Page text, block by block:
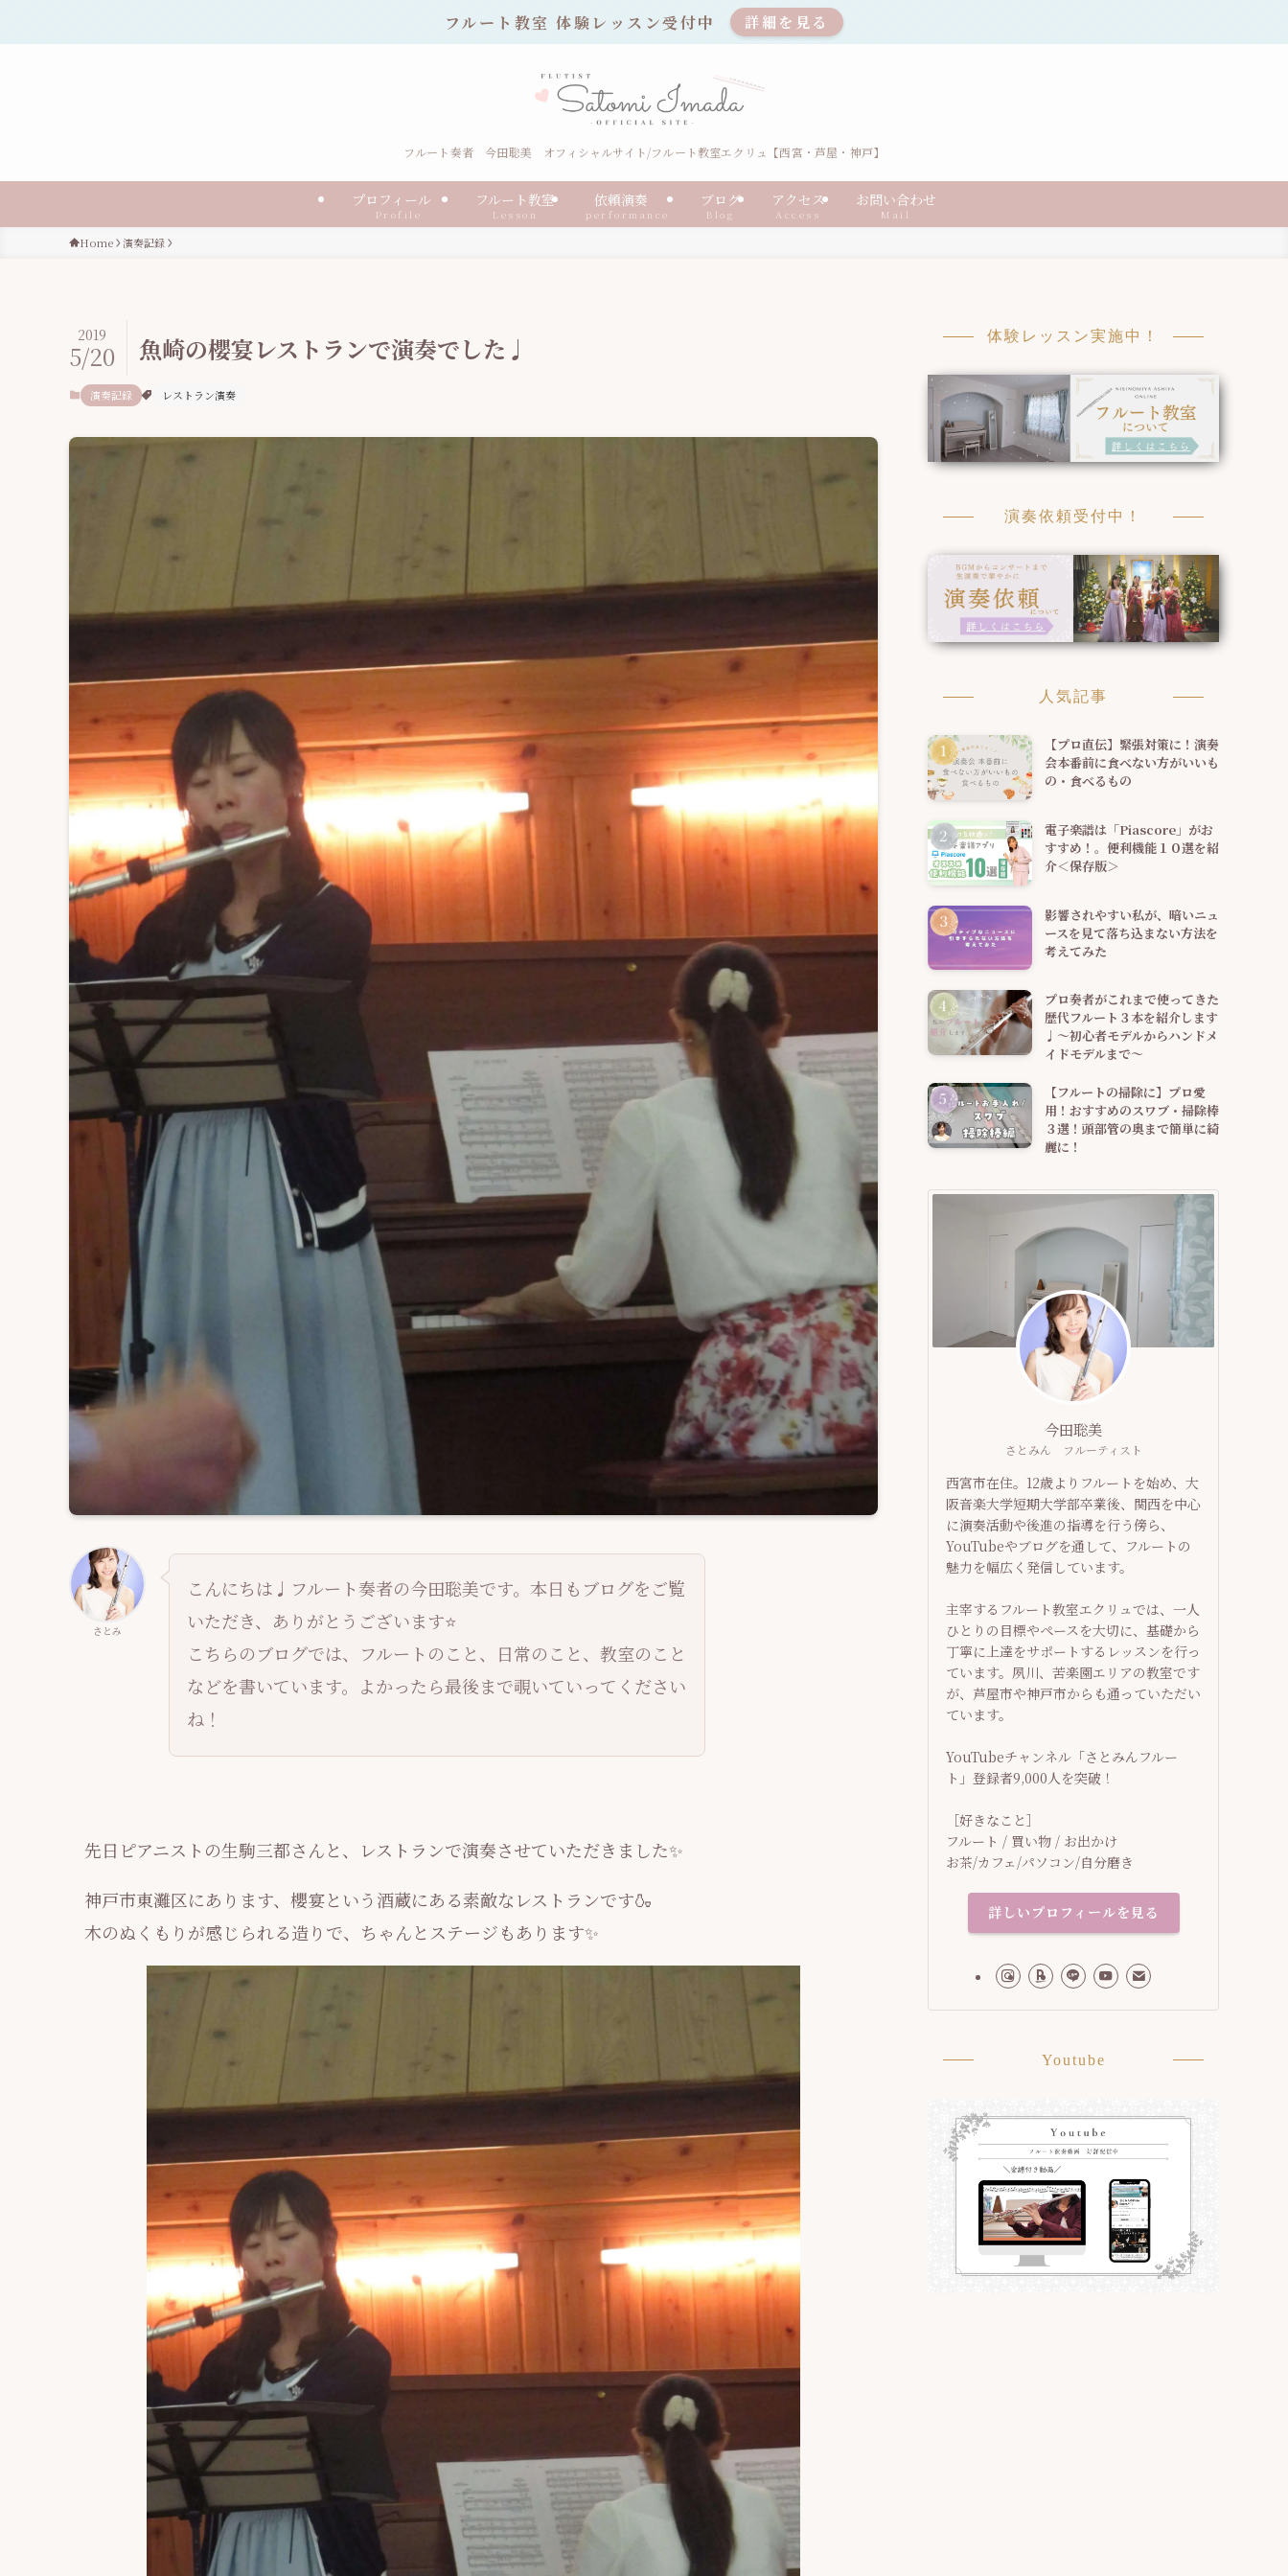
フルート教室 体験レッスン受付中 詳細を見る
フルート奏者 今田聡美 オフィシャルサイト/フルート教室エクリュ【西宮・芦屋・神戸】
プロフィール
Profile
フルート教室
Lesson
依頼演奏
performance
ブログ
Blog
アクセス
Access
お問い合わせ
Mail
Home 演奏記録
魚崎の櫻宴レストランで演奏でした♩
2019
5/20
演奏記録 レストラン演奏
さとみ
こんにちは♩フルート奏者の今田聡美です。本日もブログをご覧
いただき、ありがとうございます⭐️
こちらのブログでは、フルートのこと、日常のこと、教室のこと
などを書いています。よかったら最後まで覗いていってください
ね！
先日ピアニストの生駒三都さんと、レストランで演奏させていただきました✨
神戸市東灘区にあります、櫻宴という酒蔵にある素敵なレストランです🍶
木のぬくもりが感じられる造りで、ちゃんとステージもあります✨
体験レッスン実施中！
演奏依頼受付中！
人気記事
【プロ直伝】緊張対策に！演奏
会本番前に食べない方がいいも
の・食べるもの
電子楽譜は「Piascore」がお
すすめ！。便利機能１０選を紹
介＜保存版＞
影響されやすい私が、暗いニュ
ースを見て落ち込まない方法を
考えてみた
プロ奏者がこれまで使ってきた
歴代フルート３本を紹介します
♩～初心者モデルからハンドメ
イドモデルまで～
【フルートの掃除に】プロ愛
用！おすすめのスワブ・掃除棒
３選！頭部管の奥まで簡単に綺
麗に！
今田聡美
さとみん フルーティスト
西宮市在住。12歳よりフルートを始め、大
阪音楽大学短期大学部卒業後、関西を中心
に演奏活動や後進の指導を行う傍ら、
YouTubeやブログを通して、フルートの
魅力を幅広く発信しています。
主宰するフルート教室エクリュでは、一人
ひとりの目標やペースを大切に、基礎から
丁寧に上達をサポートするレッスンを行っ
ています。夙川、苦楽園エリアの教室です
が、芦屋市や神戸市からも通っていただい
ています。
YouTubeチャンネル「さとみんフルー
ト」登録者9,000人を突破！
［好きなこと］
フルート / 買い物 / お出かけ
お茶/カフェ/パソコン/自分磨き
詳しいプロフィールを見る
Youtube